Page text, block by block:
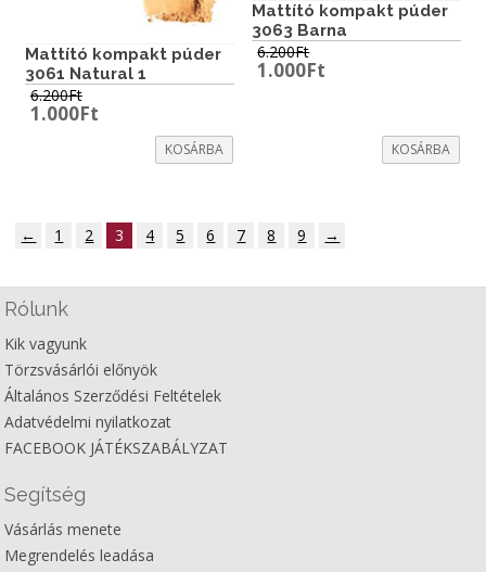
Mattító kompakt púder
3061 Natural 1
6.200Ft
Original
1.000FtCurrent
1.000Ft.
KOSÁRBA
Mattító kompakt púder
3063 Barna
6.200Ft
Original
1.000Ft
KOSÁRBA
← 1 2 3 4 5 6 7 8 9 →
Rólunk
Kik vagyunk
Törzsvásárlói előnyök
Általános Szerződési Feltételek
Adatvédelmi nyilatkozat
FACEBOOK JÁTÉKSZABÁLYZAT
Segítség
Vásárlás menete
Megrendelés leadása